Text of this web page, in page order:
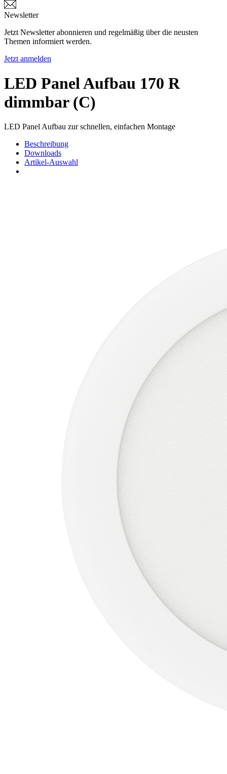
Newsletter
Jetzt Newsletter abonnieren und regelmäßig über die neusten
Themen informiert werden.
Jetzt anmelden
LED Panel Aufbau 170 R
dimmbar (C)
LED Panel Aufbau zur schnellen, einfachen Montage
Beschreibung
Downloads
Artikel-Auswahl